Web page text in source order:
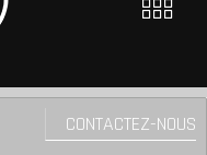
CONTACTEZ-NOUS